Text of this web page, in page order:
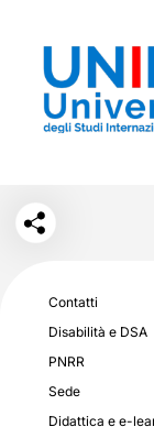
Contatti
Disabilità e DSA
PNRR
Sede
Didattica e e-